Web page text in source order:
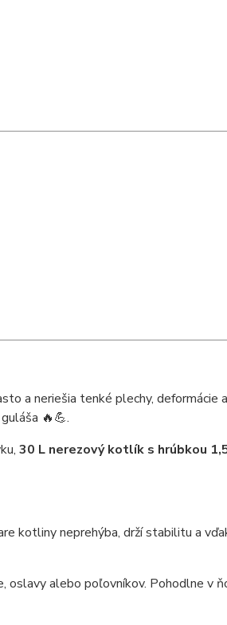
a neriešia tenké plechy, deformácie
🔥💪.
30 L nerezový kotlík s hrúbkou
kotliny neprehýba, drží stabilitu a
oslavy alebo poľovníkov. Pohodlne v